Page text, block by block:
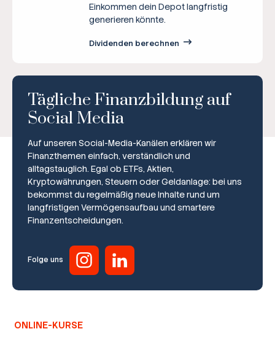
Broker-Vergleich
Ratgeber
Einkommen dein Depot langfristig
generieren könnte.
Dividenden berechnen
Tägliche Finanzbildung auf
Social Media
Auf unseren Social-Media-Kanälen erklären wir
Finanzthemen einfach, verständlich und
alltagstauglich. Egal ob ETFs, Aktien,
Kryptowährungen, Steuern oder Geldanlage: bei uns
bekommst du regelmäßig neue Inhalte rund um
langfristigen Vermögensaufbau und smartere
Finanzentscheidungen.
Folge uns
ONLINE-KURSE